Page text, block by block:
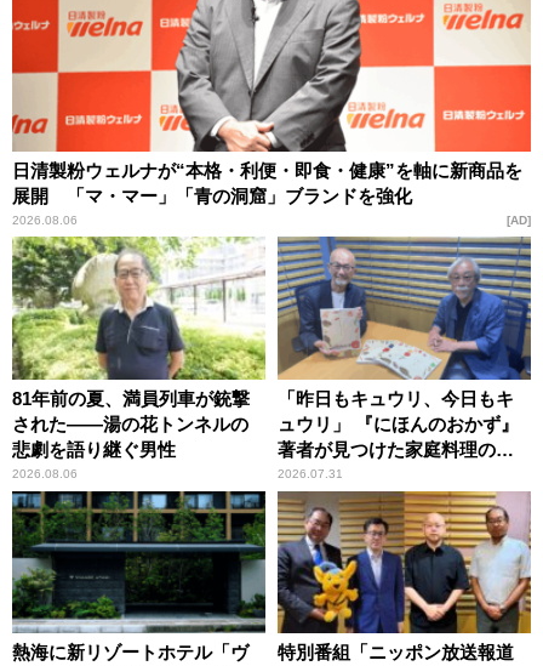
日清製粉ウェルナが“本格・利便・即食・健康”を軸に新商品を
展開 「マ・マー」「青の洞窟」ブランドを強化
2026.08.06 AD
81年前の夏、満員列車が銃撃
された――湯の花トンネルの
悲劇を語り継ぐ男性
2026.08.06
「昨日もキュウリ、今日もキ
ュウリ」 『にほんのおかず』
著者が見つけた家庭料理の知
恵
2026.07.31
熱海に新リゾートホテル「ヴ
特別番組「ニッポン放送報道